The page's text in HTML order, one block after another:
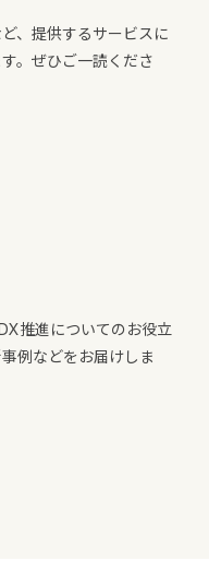
、提供するサービスに
。ぜひご一読くださ
推進についてのお役立
例などをお届けしま